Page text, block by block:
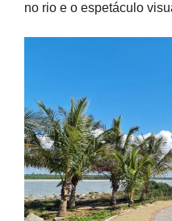
no rio e o espetáculo